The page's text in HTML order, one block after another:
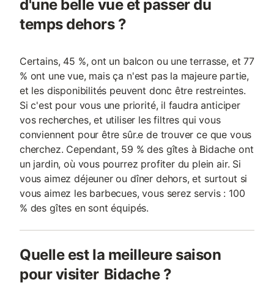
d'une belle vue et passer du
temps dehors ?
Certains, 45 %, ont un balcon ou une terrasse, et 77
% ont une vue, mais ça n'est pas la majeure partie,
et les disponibilités peuvent donc être restreintes.
Si c'est pour vous une priorité, il faudra anticiper
vos recherches, et utiliser les filtres qui vous
conviennent pour être sûr.e de trouver ce que vous
cherchez. Cependant, 59 % des gîtes à Bidache ont
un jardin, où vous pourrez profiter du plein air. Si
vous aimez déjeuner ou dîner dehors, et surtout si
vous aimez les barbecues, vous serez servis : 100
% des gîtes en sont équipés.
Quelle est la meilleure saison
pour visiter Bidache ?